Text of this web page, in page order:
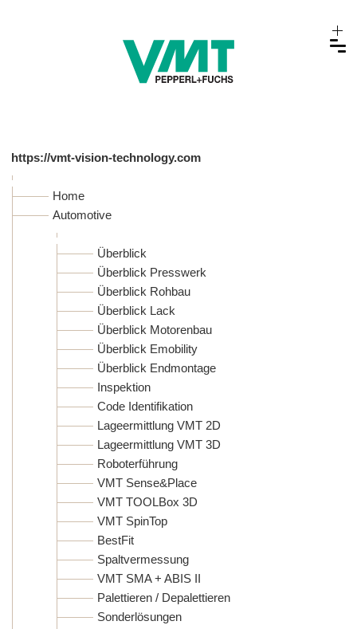
https://vmt-vision-technology.com
Home
Automotive
Überblick
Überblick Presswerk
Überblick Rohbau
Überblick Lack
Überblick Motorenbau
Überblick Emobility
Überblick Endmontage
Inspektion
Code Identifikation
Lageermittlung VMT 2D
Lageermittlung VMT 3D
Roboterführung
VMT Sense&Place
VMT TOOLBox 3D
VMT SpinTop
BestFit
Spaltvermessung
VMT SMA + ABIS II
Palettieren / Depalettieren
Sonderlösungen